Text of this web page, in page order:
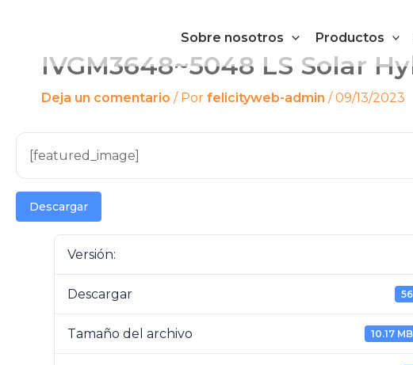
Sobre nosotros Productos
IVGM3648~5048 LS Solar
Deja un comentario / Por felicityweb-admin /09/13/2023
[featured_image]
Descargar
Versión:
Descargar 56
Tamaño del archivo 10.17 MB